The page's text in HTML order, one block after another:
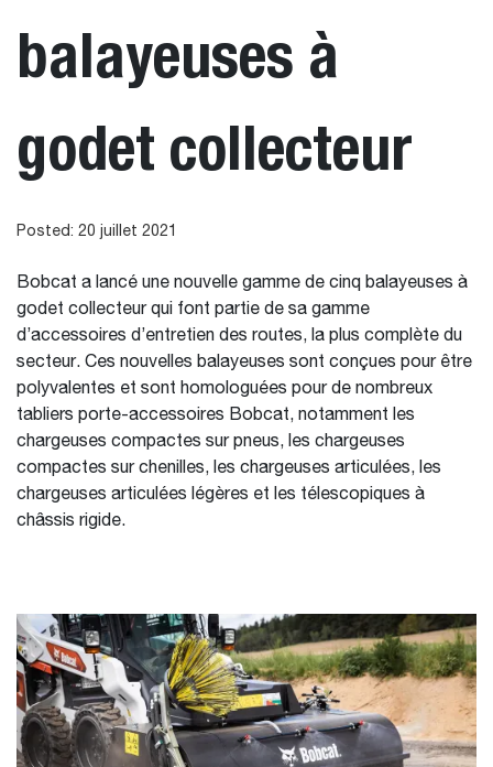
balayeuses à
godet collecteur
Posted: 20 juillet 2021
Bobcat a lancé une nouvelle gamme de cinq balayeuses à
godet collecteur qui font partie de sa gamme
d’accessoires d’entretien des routes, la plus complète du
secteur. Ces nouvelles balayeuses sont conçues pour être
polyvalentes et sont homologuées pour de nombreux
tabliers porte-accessoires Bobcat, notamment les
chargeuses compactes sur pneus, les chargeuses
compactes sur chenilles, les chargeuses articulées, les
chargeuses articulées légères et les télescopiques à
châssis rigide.